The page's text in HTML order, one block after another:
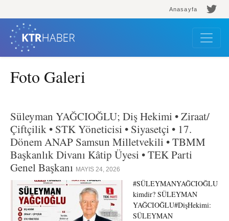
Anasayfa
Foto Galeri
Süleyman YAĞCIOĞLU; Diş Hekimi • Ziraat/
Çiftçilik • STK Yöneticisi • Siyasetçi • 17.
Dönem ANAP Samsun Milletvekili • TBMM
Başkanlık Divanı Kâtip Üyesi • TEK Parti
Genel Başkanı MAYIS 24, 2026
#SÜLEYMANYAĞCIOĞLU
kimdir? SÜLEYMAN
YAĞCIOĞLU#DişHekimi:
SÜLEYMAN